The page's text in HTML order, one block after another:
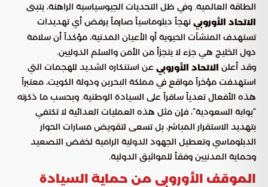
الطاقة العالمية. وفي ظل التحديات الجيوسياسية الراهنة، يتبنى
الاتحاد الأوروبي نهجاً دبلوماسياً صارماً يرفض أي تهديدات
تستهدف المنشآت الحيوية أو الأعيان المدنية، مؤكداً أن سلامة
دول الخليج هي جزء لا يتجزأ من الأمن والسلم الدوليين.
وقد أعلن الاتحاد الأوروبي عن استنكاره الشديد للهجمات التي
استهدفت مؤخراً مواقع في مملكة البحرين ودولة الكويت، معتبراً
هذه الأفعال تعدياً سافراً على السيادة الوطنية. وبحسب ما ذكرته
“بوابة السعودية”، فإن مثل هذه العمليات العدائية لا تكتفي
بتهديد الاستقرار المباشر، بل تسعى لتقويض مسارات الحوار
الدبلوماسي وتعطيل الجهود الدولية الرامية لخفض التصعيد
وحماية المدنيين وفقاً للمواثيق الدولية.
الموقف الأوروبي من حماية السيادة